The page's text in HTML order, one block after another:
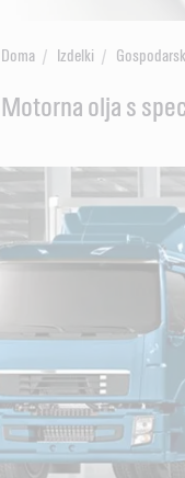
Doma Izdelki
Motorna olja s